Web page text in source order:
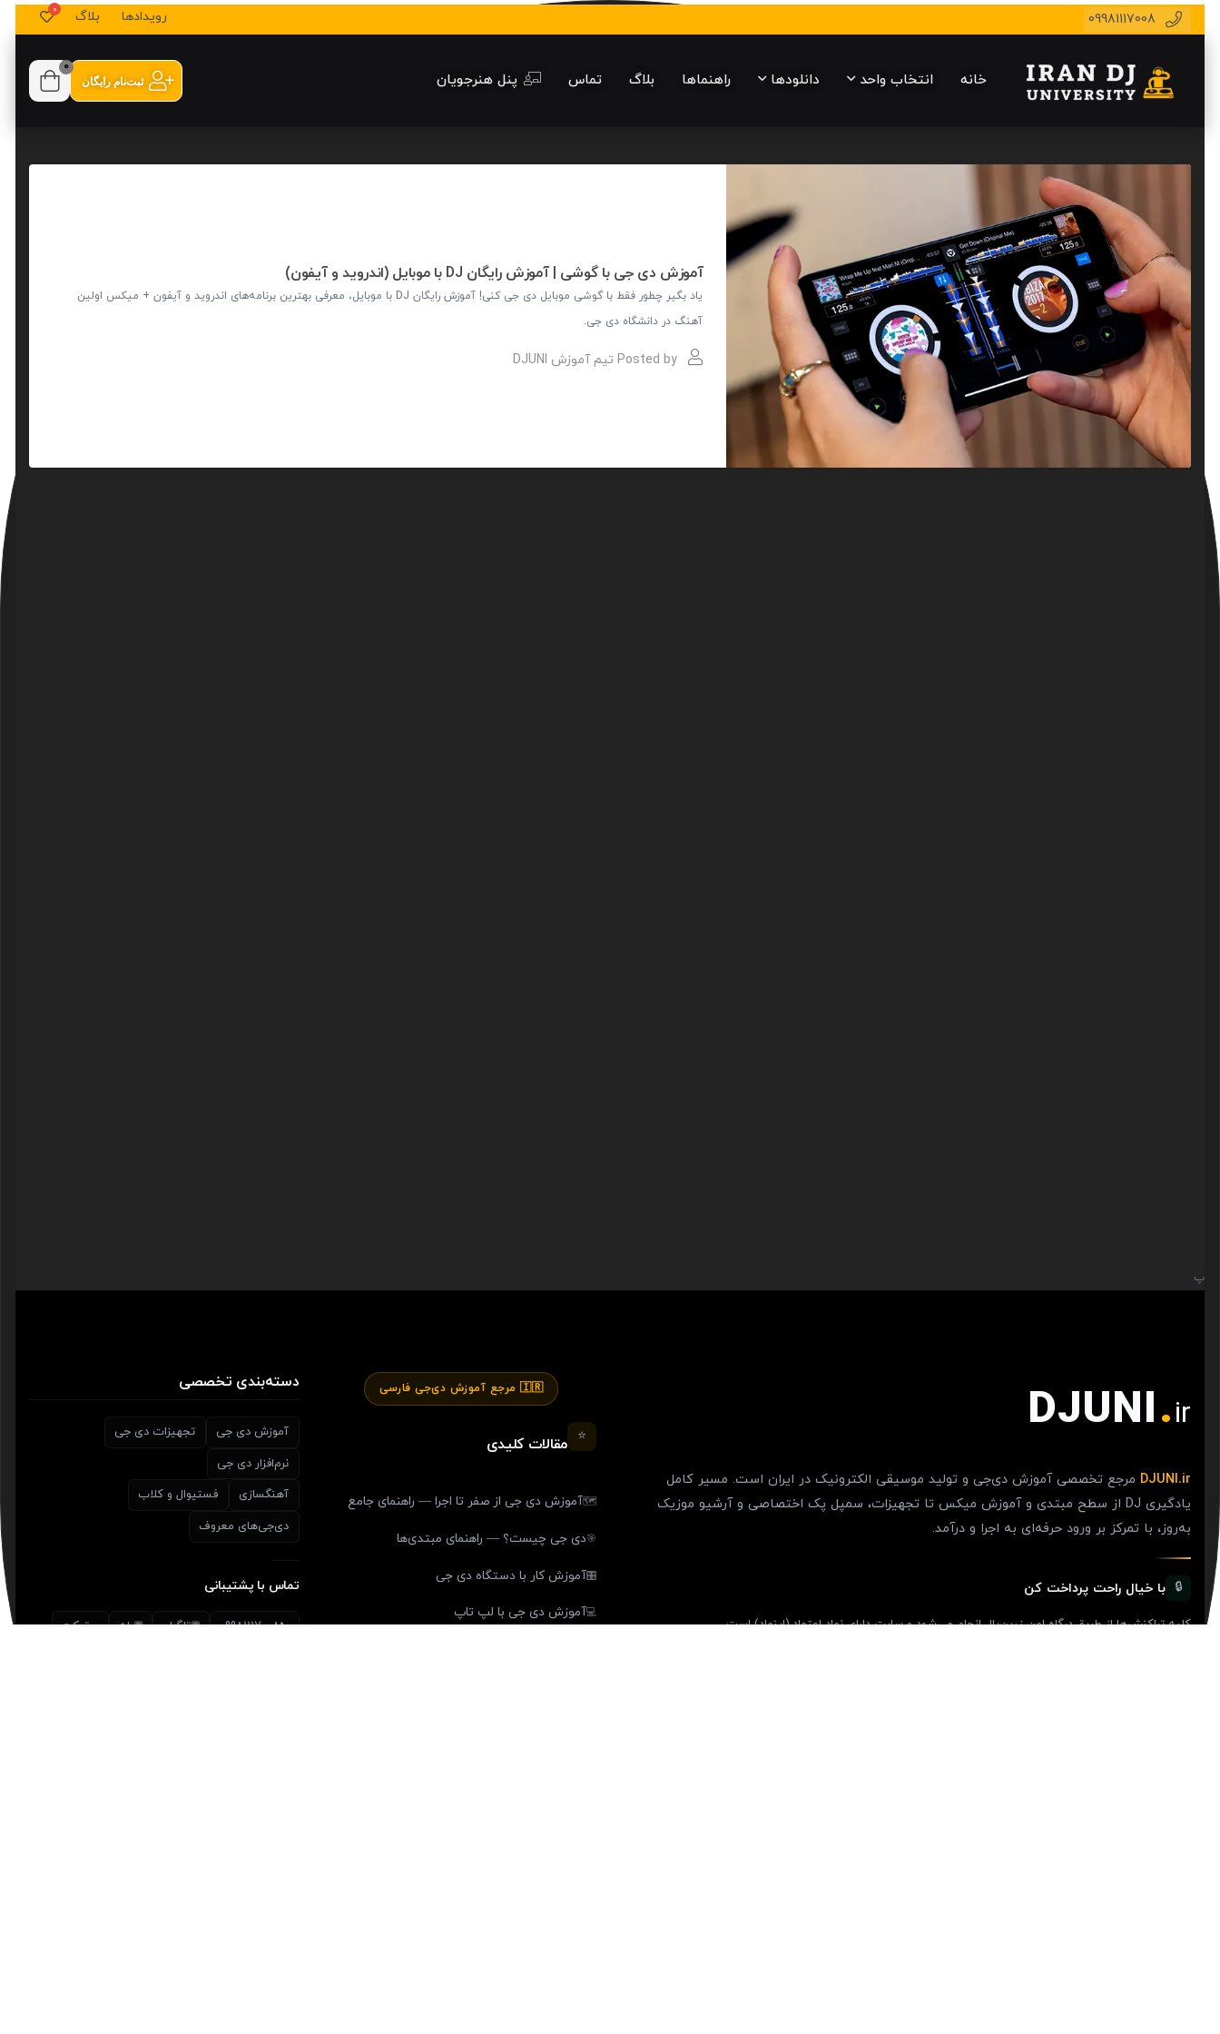
09981117008 رویدادها بلاگ
خانه انتخاب واحد دانلودها راهنماها بلاگ تماس پنل هنرجویان ثبت‌نام رایگان
0
آموزش دی جی با گوشی | آموزش رایگان DJ با موبایل (اندروید و آیفون)
یاد بگیر چطور فقط با گوشی موبایل دی جی کنی! آموزش رایگان DJ با موبایل، معرفی بهترین برنامه‌های اندروید و آیفون + میکس اولین
آهنگ در دانشگاه دی جی.
تیم آموزش DJUNI
پ
DJUNI.ir
DJUNI.ir مرجع تخصصی آموزش دی‌جی و تولید موسیقی الکترونیک در ایران است. مسیر کامل
یادگیری DJ از سطح مبتدی و آموزش میکس تا تجهیزات، سمپل پک اختصاصی و آرشیو موزیک
به‌روز، با تمرکز بر ورود حرفه‌ای به اجرا و درآمد.
🔒 با خیال راحت پرداخت کن
کلیه تراکنش‌ها از طریق درگاه امن زرین‌پال انجام می‌شود و سایت دارای نماد اعتماد (اینماد) است.
🇮🇷 مرجع آموزش دی‌جی فارسی
⭐ مقالات کلیدی
🗺️آموزش دی جی از صفر تا اجرا — راهنمای جامع
🎯دی جی چیست؟ — راهنمای مبتدی‌ها
🎛️آموزش کار با دستگاه دی جی
💻آموزش دی جی با لپ تاپ
دسته‌بندی تخصصی
آموزش دی جی
تجهیزات دی جی
نرم‌افزار دی جی
آهنگسازی
فستیوال و کلاب
دی‌جی‌های معروف
تماس با پشتیبانی
📞
09981117008
💬تلگرام 💬بله 🎫تیکت